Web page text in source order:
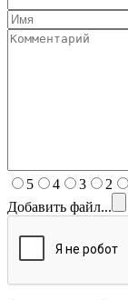
5 4 3 2
Добавить файл...